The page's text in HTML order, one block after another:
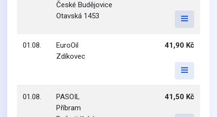
České Budějovice
Otavská 1453
01.08.
EuroOil
Zdíkovec
41,90 Kč
01.08.
PASOIL
Příbram
41,50 Kč